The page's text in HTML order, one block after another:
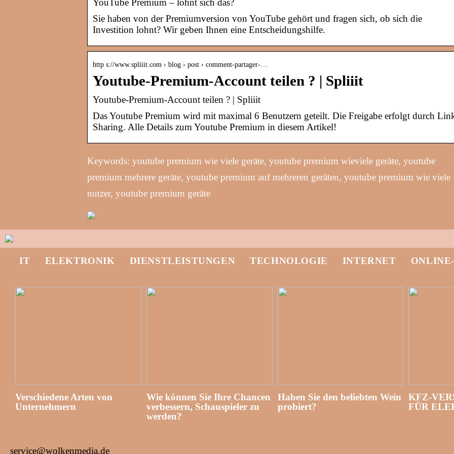
YouTube Premium – lohnt sich das?
Sie haben von der Premiumversion von YouTube gehört und fragen sich, ob sich die
Investition lohnt? Wir geben Ihnen eine Entscheidungshilfe.
http s://www.spliiit.com › blog › post › comment-partager-…
Youtube-Premium-Account teilen ? | Spliiit
Youtube-Premium-Account teilen ? | Spliiit
Das Youtube Premium wird mit maximal 6 Benutzern geteilt. Die Freigabe erfolgt durch
Sharing. Alle Details zum Youtube Premium in diesem Artikel!
Keywords: youtube premium wie viele geräte, youtube premium wieviele geräte, youtube
premium mehrere geräte, youtube premium auf mehreren geräten, youtube premium wie viele
nutzer, youtube premium geräte
IT ELEKTRONIK DIENSTLEISTUNGEN TECHNOLOGIE INTERNET
Verschiedene Arten von
Unternehmern
Wie können Sie Ihre Chancen
verbessern, Schauspieler zu
werden?
Haben Sie den beliebten Wein
probiert?
KFZ-
FÜR
service@wolkenmedia.de